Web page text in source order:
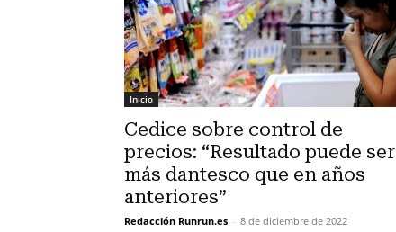
Inicio
Cedice sobre control de
precios: “Resultado puede ser
más dantesco que en años
anteriores”
Redacción Runrun.es - 8 de diciembre de 2022